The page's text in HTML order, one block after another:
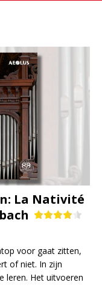
La Nativité
voor gaat zitten,
of niet. In zijn
leren. Het uitvoeren